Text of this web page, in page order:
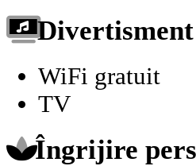
Divertisment
WiFi gratuit
TV
Îngrijire